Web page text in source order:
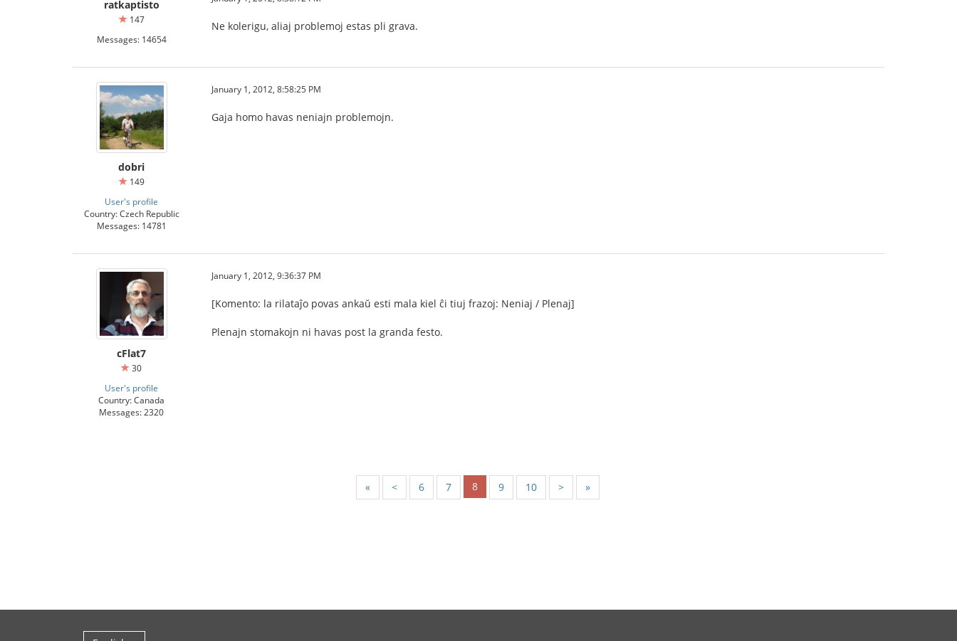
ratkaptisto
147
Messages: 14654
Ne kolerigu, aliaj problemoj estas pli grava.
dobri
149
User's profile
Country: Czech Republic
Messages: 14781
January 1, 2012, 8:58:25 PM
Gaja homo havas neniajn problemojn.
cFlat7
30
User's profile
Country: Canada
Messages: 2320
January 1, 2012, 9:36:37 PM
[Komento: la rilataĵo povas ankaŭ esti mala kiel ĉi tiuj frazoj: Neniaj / Plenaj]
Plenajn stomakojn ni havas post la granda festo.
« < 6 7 8 9 10 > »